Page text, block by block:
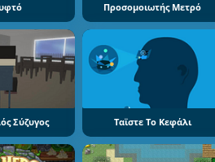
Προσομοιωτής Μετρό
Σύζυγος Tαϊστε Το Κεφάλι